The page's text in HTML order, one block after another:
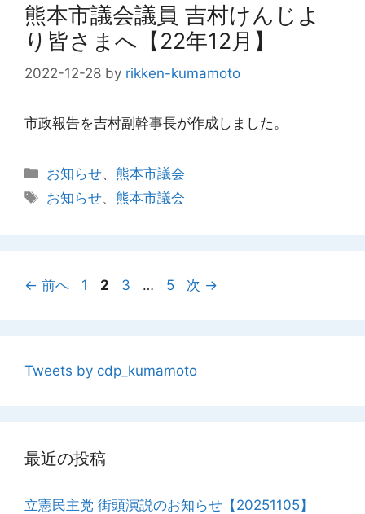
熊本市議会議員 吉村けんじよ
り皆さまへ【22年12月】
2022-12-28 by rikken-kumamoto
市政報告を吉村副幹事長が作成しました。
カ
テ
お知らせ、熊本市議会
タ
お知らせ、熊本市議会
← 前へ
ペ
1
ペ
2
ペ
3 …
ペ
5 次 →
Tweets by cdp_kumamoto
最近の投稿
立憲民主党 街頭演説のお知らせ【20251105】